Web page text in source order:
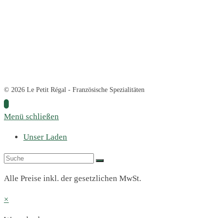
© 2026 Le Petit Régal - Französische Spezialitäten
Menü schließen
Unser Laden
Alle Preise inkl. der gesetzlichen MwSt.
×